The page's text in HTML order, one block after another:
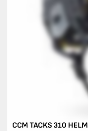
CCM TACKS 310 HELM